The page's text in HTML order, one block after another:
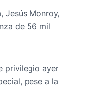
Jesús Monroy,
de 56 mil
privilegio ayer
pese a la